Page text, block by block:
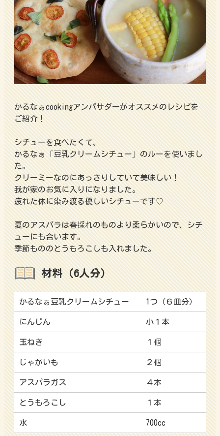
かるなぁcookingアンバサダーがオススメのレシピを
ご紹介！
シチューを食べたくて、
かるなぁ「豆乳クリームシチュー」のルーを使いまし
た。
クリーミーなのにあっさりしていて美味しい！
我が家のお気に入りになりました。
疲れた体に染み渡る優しいシチューです♡
夏のアスパラは春採れのものより柔らかいので、シチ
ューにも合います。
季節もののとうもろこしも入れました。
材料（6人分）
かるなぁ豆乳クリームシチュー 1つ（６皿分）
にんじん 小１本
玉ねぎ １個
じゃがいも ２個
アスパラガス ４本
とうもろこし １本
水 700cc